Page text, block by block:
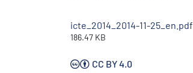
icte_2014_2014-11-25_en.pdf
186.47 KB
CC BY 4.0